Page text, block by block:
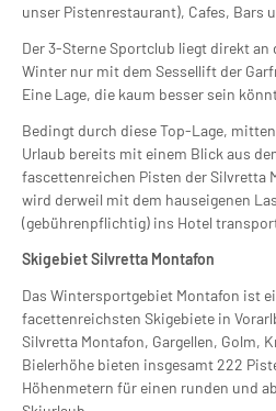
unser Pistenrestaurant), Cafes, Bars
Der 3-Sterne Sportclub liegt direkt
Winter nur mit dem Sessellift der
Eine Lage, die kaum besser sein
Bedingt durch diese Top-Lage,
Urlaub bereits mit einem Blick aus
fascettenreichen Pisten der Silvretta
wird derweil mit dem hauseigenen
(gebührenpflichtig) ins Hotel
Skigebiet Silvretta Montafon
Das Wintersportgebiet Montafon ist
facettenreichsten Skigebiete in
Silvretta Montafon, Gargellen, Golm,
Bielerhöhe bieten insgesamt 222
Höhenmetern für einen runden und